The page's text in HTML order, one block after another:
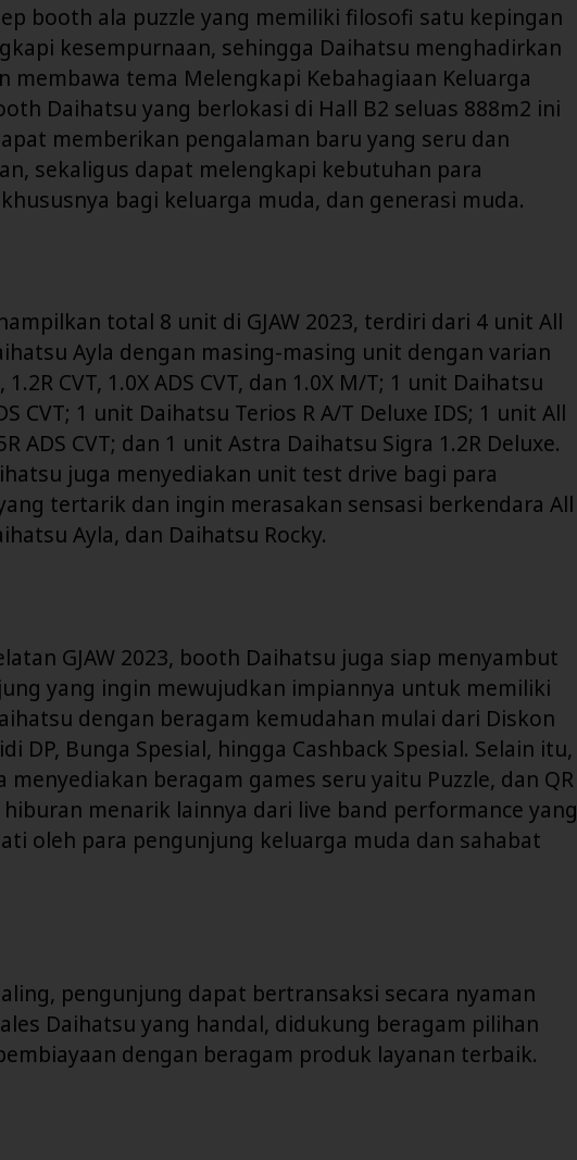
booth ala puzzle yang memiliki filosofi satu kepingan
kesempurnaan, sehingga Daihatsu menghadirkan
membawa tema Melengkapi Kebahagiaan Keluarga
Daihatsu yang berlokasi di Hall B2 seluas 888m2 ini
memberikan pengalaman baru yang seru dan
sekaligus dapat melengkapi kebutuhan para
bagi keluarga muda, dan generasi muda.
total 8 unit di GJAW 2023, terdiri dari 4 unit All
Ayla dengan masing-masing unit dengan varian
1.2R CVT, 1.0X ADS CVT, dan 1.0X M/T; 1 unit Daihatsu
CVT; 1 unit Daihatsu Terios R A/T Deluxe IDS; 1 unit All
ADS CVT; dan 1 unit Astra Daihatsu Sigra 1.2R Deluxe.
juga menyediakan unit test drive bagi para
tertarik dan ingin merasakan sensasi berkendara All
Ayla, dan Daihatsu Rocky.
GJAW 2023, booth Daihatsu juga siap menyambut
yang ingin mewujudkan impiannya untuk memiliki
dengan beragam kemudahan mulai dari Diskon
DP, Bunga Spesial, hingga Cashback Spesial. Selain itu,
menyediakan beragam games seru yaitu Puzzle, dan QR
menarik lainnya dari live band performance yang
oleh para pengunjung keluarga muda dan sahabat
pengunjung dapat bertransaksi secara nyaman
Daihatsu yang handal, didukung beragam pilihan
dengan beragam produk layanan terbaik.